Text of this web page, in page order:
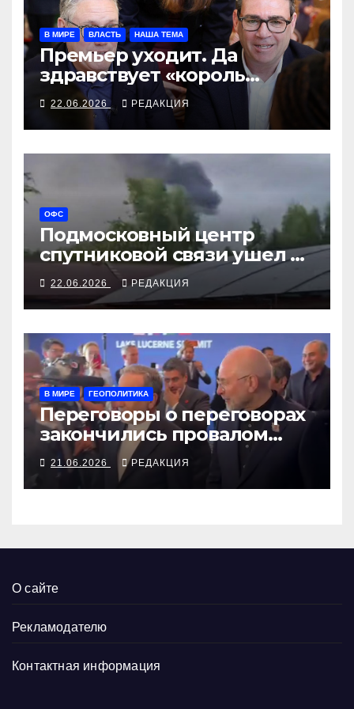
В МИРЕ ВЛАСТЬ НАША ТЕМА
Премьер уходит. Да
здравствует «король
севера»?
22.06.2026 РЕДАКЦИЯ
ОФС
Подмосковный центр
спутниковой связи ушел во
«внезону доступа»
22.06.2026 РЕДАКЦИЯ
В МИРЕ ГЕОПОЛИТИКА
Переговоры о переговорах
закончились провалом
благодаря Трампу
21.06.2026 РЕДАКЦИЯ
О сайте
Рекламодателю
Контактная информация